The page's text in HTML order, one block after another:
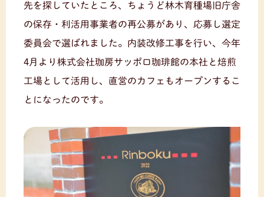
先を探していたところ、ちょうど林木育種場旧庁舎
の保存・利活用事業者の再公募があり、応募し選定
委員会で選ばれました。内装改修工事を行い、今年
4月より株式会社珈房サッポロ珈琲館の本社と焙煎
工場として活用し、直営のカフェもオープンするこ
とになったのです。